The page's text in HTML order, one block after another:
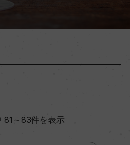
81～83件を表示